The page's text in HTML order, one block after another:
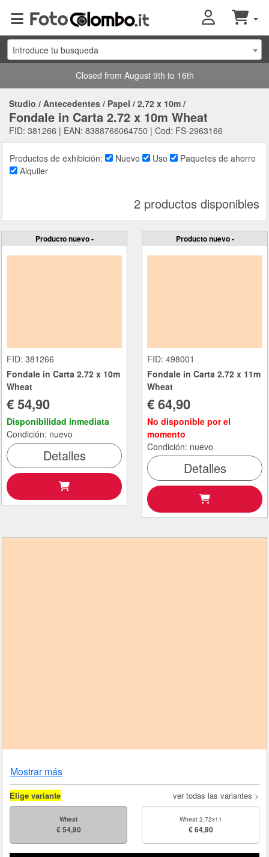
Introduce tu busqueda
Closed from August 9th to 16th
Studio / Antecedentes / Papel / 2,72 x 10m /
Fondale in Carta 2.72 x 10m Wheat
FID: 381266 | EAN: 8388766064750 | Cod: FS-2963166
Productos de exhibición: Nuevo Uso
Paquetes de ahorro
Alquiler
2 productos disponibles
Producto nuevo -
FID: 381266
Fondale in Carta 2.72 x 10m
Wheat
€ 54,90
Disponibilidad inmediata
Condición: nuevo
Detalles
Producto nuevo -
FID: 498001
Fondale in Carta 2.72 x 11m
Wheat
€ 64,90
No disponible por el
momento
Condición: nuevo
Detalles
Mostrar más
Elige variante ver todas las variantes >
Wheat
€ 54,90
Wheat 2,72x11
€ 64,90